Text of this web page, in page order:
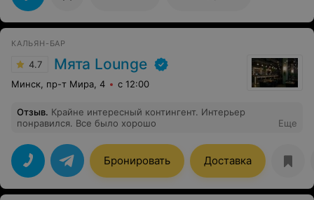
испорченное пиво пришлось утилизировать в раковину
прямо в баре. Больше я в этот бар не зайду и вам
испорченное пиво сняли с продажи спустя пять минут
после конфликта.
КАЛЬЯН-БАР
4.7 Мята Lounge
Минск, пр-т Мира, 4 с 12:00
Отзыв. Крайне интересный контингент. Интерьер
понравился. Все было хорошо
Еще
Бронировать Доставка